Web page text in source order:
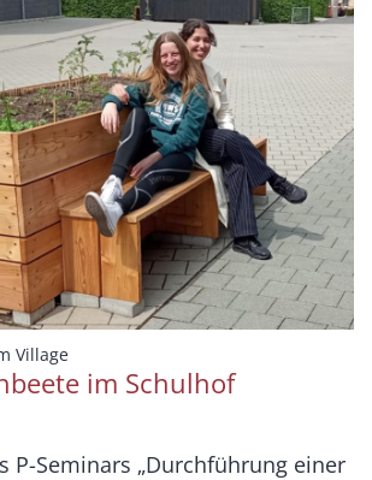
Village:
im Schulhof
P-Seminars „Durchführung einer